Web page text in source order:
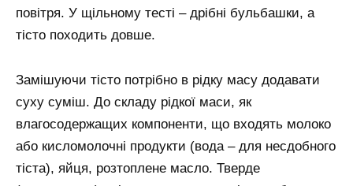
повітря. У щільному тесті – дрібні бульбашки, а
тісто походить довше.
Замішуючи тісто потрібно в рідку масу додавати
суху суміш. До складу рідкої маси, як
влагосодержащих компоненти, що входять молоко
або кисломолочні продукти (вода – для несдобного
тіста), яйця, розтоплене масло. Тверде